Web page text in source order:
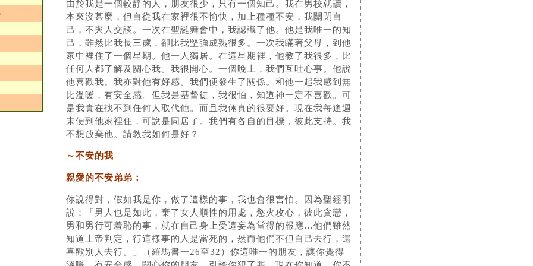
由於我是一個較靜的人，朋友很少，只有一個知己。我在男校就讀，
本來沒甚麼，但自從我在家裡很不愉快，加上種種不安，我關閉自
己，不與人交談。一次在聖誕舞會中，我認識了他。他是我唯一的知
己，雖然比我長三歲，卻比我堅強成熟很多。一次我瞞著父母，到他
家中裡住了一個星期。他一人獨居。在這星期裡，他教了我很多，比
任何人都了解及關心我。我很開心。一個晚上，我們互吐心事。他說
他喜歡我。我亦對他有好感。我們便發生了關係。和他一起我感到無
比溫暖，有安全感。但我是基督徒，我很怕，知道神一定不喜歡。可
是我實在找不到任何人取代他。而且我倆真的很要好。現在我每逢週
末便到他家裡住，可說是同居了。我們有各自的目標，彼此支持。我
不想放棄他。請教我如何是好？
～不安的我
親愛的不安弟弟：
你說得對，假如我是你，做了這樣的事，我也會很害怕。因為聖經明
說：「男人也是如此，棄了女人順性的用處，慾火攻心，彼此貪戀，
男和男行可羞恥的事，就在自己身上受這妄為當得的報應…他們雖然
知道上帝判定，行這樣事的人是當死的，然而他們不但自己去行，還
喜歡別人去行。」（羅馬書一26至32）你這唯一的朋友，讓你覺得